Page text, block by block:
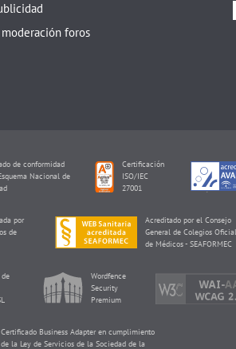
foros
de conformidad
Nacional de
Certificación
ISO/IEC
27001
por
de
Acreditado por el Consejo
General de Colegios
de Médicos - SEAFORMEC
Wordfence
Security
Premium
Certificado Business Adapter en cumplimiento
de la Ley de Servicios de la Sociedad de la